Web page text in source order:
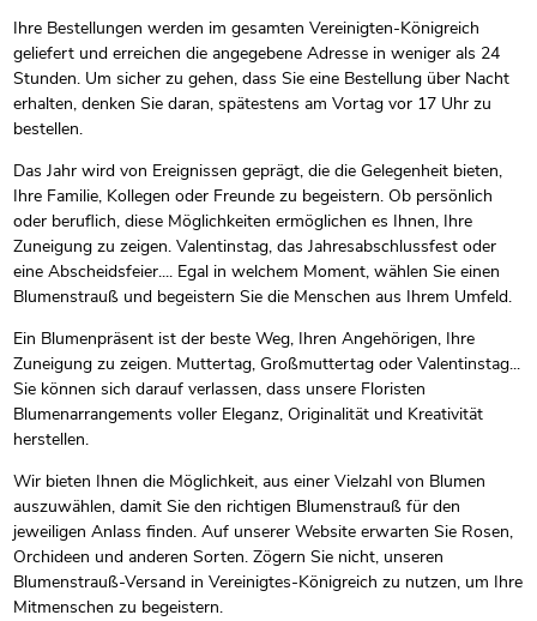
Ihre Bestellungen werden im gesamten Vereinigten-Königreich
geliefert und erreichen die angegebene Adresse in weniger als 24
Stunden. Um sicher zu gehen, dass Sie eine Bestellung über Nacht
erhalten, denken Sie daran, spätestens am Vortag vor 17 Uhr zu
bestellen.
Das Jahr wird von Ereignissen geprägt, die die Gelegenheit bieten,
Ihre Familie, Kollegen oder Freunde zu begeistern. Ob persönlich
oder beruflich, diese Möglichkeiten ermöglichen es Ihnen, Ihre
Zuneigung zu zeigen. Valentinstag, das Jahresabschlussfest oder
eine Abscheidsfeier.... Egal in welchem Moment, wählen Sie einen
Blumenstrauß und begeistern Sie die Menschen aus Ihrem Umfeld.
Ein Blumenpräsent ist der beste Weg, Ihren Angehörigen, Ihre
Zuneigung zu zeigen. Muttertag, Großmuttertag oder Valentinstag...
Sie können sich darauf verlassen, dass unsere Floristen
Blumenarrangements voller Eleganz, Originalität und Kreativität
herstellen.
Wir bieten Ihnen die Möglichkeit, aus einer Vielzahl von Blumen
auszuwählen, damit Sie den richtigen Blumenstrauß für den
jeweiligen Anlass finden. Auf unserer Website erwarten Sie Rosen,
Orchideen und anderen Sorten. Zögern Sie nicht, unseren
Blumenstrauß-Versand in Vereinigtes-Königreich zu nutzen, um Ihre
Mitmenschen zu begeistern.